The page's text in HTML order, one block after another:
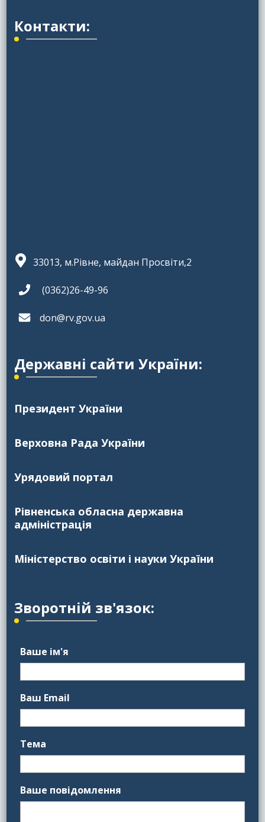
Контакти:
33013, м.Рівне, майдан Просвіти,2
(0362)26-49-96
don@rv.gov.ua
Державні сайти України:
Президент України
Верховна Рада України
Урядовий портал
Рівненська обласна державна
адміністрація
Міністерство освіти і науки України
Зворотній зв'язок:
Ваше ім'я
Ваш Email
Тема
Ваше повідомлення